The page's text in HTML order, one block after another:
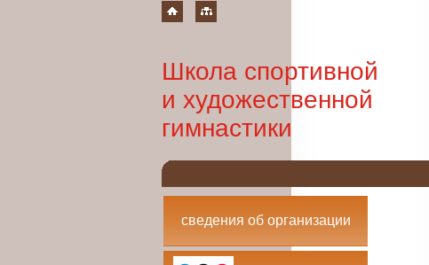
Школа спортивной
и художественной
гимнастики
сведения об организации